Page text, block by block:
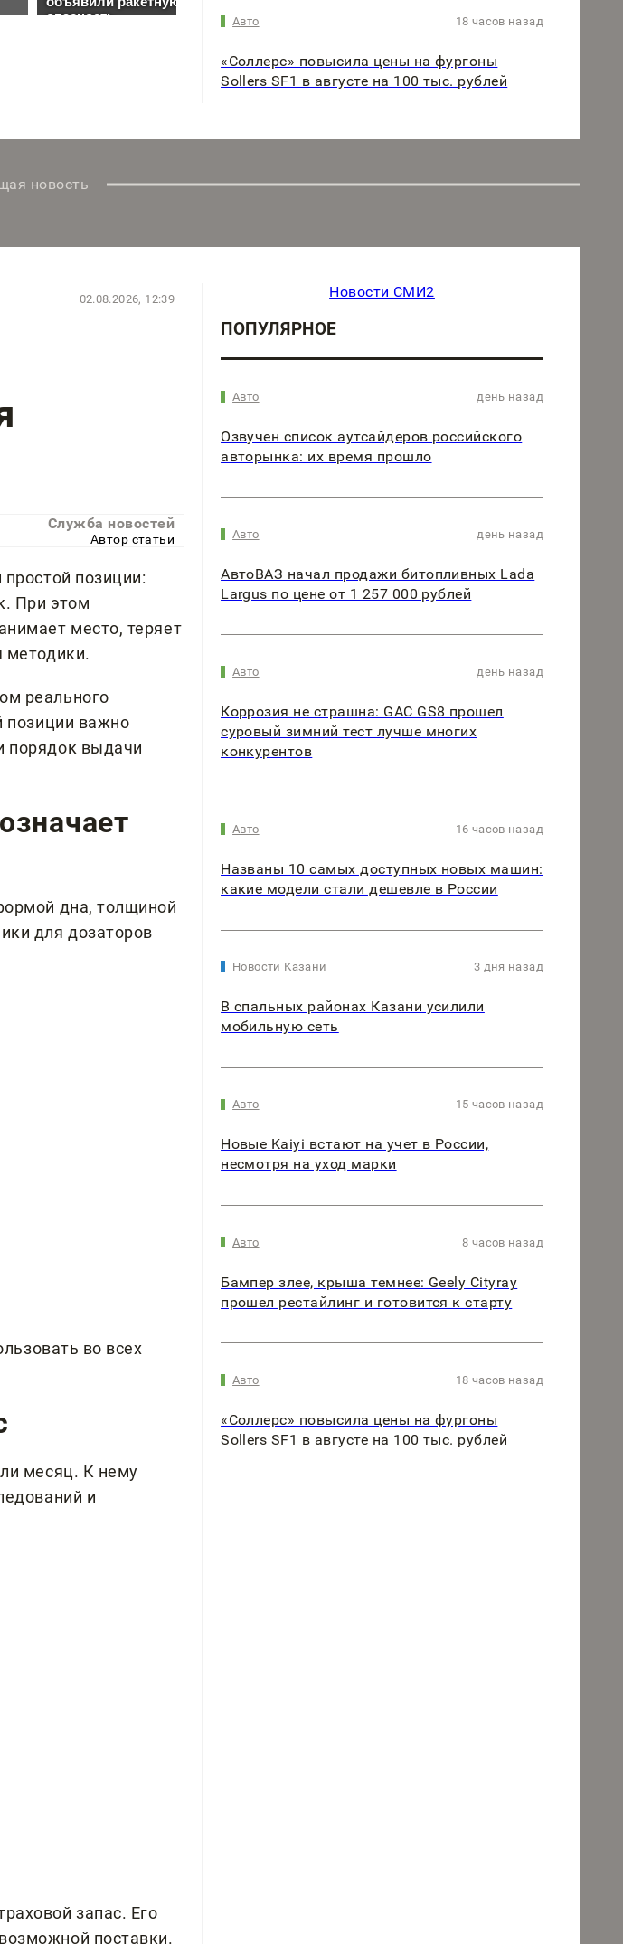
Авто 18 часов назад
«Соллерс» повысила цены на фургоны
Sollers SF1 в августе на 100 тыс. рублей
новость
02.08.2026, 12:39
Служба новостей
Автор статьи
позиции:
При этом
место, теряет
методики.
реального
позиции важно
порядок выдачи
дна, толщиной
для дозаторов
во всех
месяц. К нему
и
запас. Его
поставки.
Новости СМИ2
ПОПУЛЯРНОЕ
Авто день назад
Озвучен список аутсайдеров российского
авторынка: их время прошло
Авто день назад
АвтоВАЗ начал продажи битопливных Lada
Largus по цене от 1 257 000 рублей
Авто день назад
Коррозия не страшна: GAC GS8 прошел
суровый зимний тест лучше многих
конкурентов
Авто 16 часов назад
Названы 10 самых доступных новых машин:
какие модели стали дешевле в России
Новости Казани 3 дня назад
В спальных районах Казани усилили
мобильную сеть
Авто 15 часов назад
Новые Kaiyi встают на учет в России,
несмотря на уход марки
Авто 8 часов назад
Бампер злее, крыша темнее: Geely Cityray
прошел рестайлинг и готовится к старту
Авто 18 часов назад
«Соллерс» повысила цены на фургоны
Sollers SF1 в августе на 100 тыс. рублей